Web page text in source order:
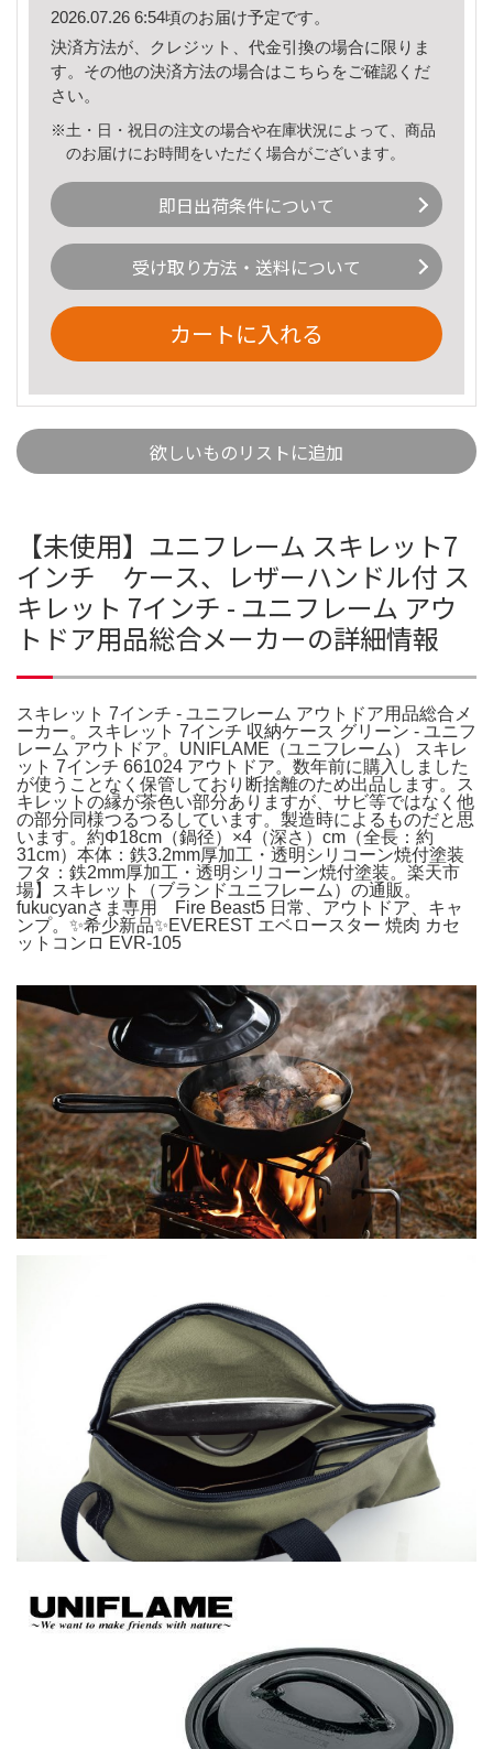
2026.07.26 6:54頃のお届け予定です。
決済方法が、クレジット、代金引換の場合に限りま
す。その他の決済方法の場合はこちら をご確認くだ
さい。
※土・日・祝日の注文の場合や在庫状況によって、商品
のお届けにお時間をいただく場合がございます。
即日出荷条件について
受け取り方法・送料について
カートに入れる
欲しいものリストに追加
【未使用】ユニフレーム スキレット7
インチ ケース、レザーハンドル付 ス
キレット 7インチ - ユニフレーム アウ
トドア用品総合メーカーの詳細情報
スキレット 7インチ - ユニフレーム アウトドア用品総合メ
ーカー。スキレット 7インチ 収納ケース グリーン - ユニフ
レーム アウトドア。UNIFLAME（ユニフレーム） スキレ
ット 7インチ 661024 アウトドア。数年前に購入しました
が使うことなく保管しており断捨離のため出品します。ス
キレットの縁が茶色い部分ありますが、サビ等ではなく他
の部分同様つるつるしています。製造時によるものだと思
います。約Φ18cm（鍋径）×4（深さ）cm（全長：約
31cm）本体：鉄3.2mm厚加工・透明シリコーン焼付塗装
フタ：鉄2mm厚加工・透明シリコーン焼付塗装。楽天市
場】スキレット（ブランドユニフレーム）の通販。
fukucyanさま専用 Fire Beast5 日常、アウトドア、キャ
ンプ。✨希少新品✨EVEREST エベロースター 焼肉 カセ
ットコンロ EVR-105